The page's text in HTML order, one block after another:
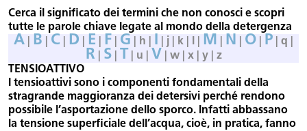
Cerca il significato dei termini che non conosci e scopri
tutte le parole chiave legate al mondo della detergenza
A B C D E F G | h | I | j | k | l | M N O P | q |
R S| T | u | V | w | x | y | z
TENSIOATTIVO
I tensioattivi sono i componenti fondamentali della
stragrande maggioranza dei detersivi perché rendono
possibile l’asportazione dello sporco. Infatti abbassano
la tensione superficiale dell’acqua, cioè, in pratica, fanno